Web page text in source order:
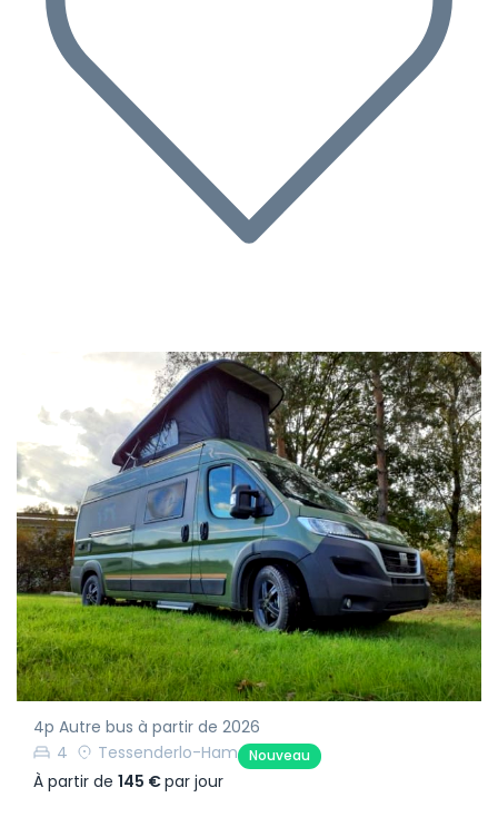
4p Autre bus à partir de 2026
4
Tessenderlo-Ham Nouveau
À partir de 145 €par jour